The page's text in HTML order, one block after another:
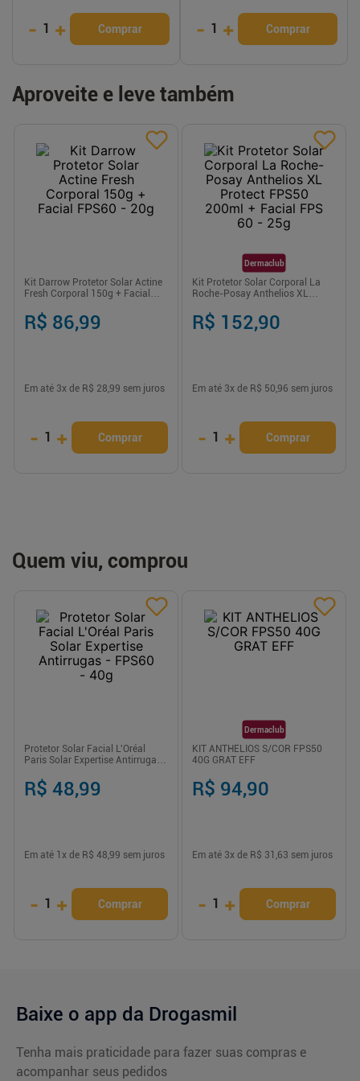
- 1 + Comprar - 1 + Comprar
Aproveite e leve também
Kit Darrow Protetor Solar Actine
Fresh Corporal 150g + Facial
R$ 86,99
Em até 3x de R$ 28,99 sem juros
- 1 + Comprar
Dermaclub
Kit Protetor Solar Corporal La
Roche-Posay Anthelios XL
FPS 60 - 25g
R$ 152,90
Em até 3x de R$ 50,96 sem juros
- 1 + Comprar
Quem viu, comprou
Protetor Solar Facial L'Oréal
Paris Solar Expertise Antirrugas -
R$ 48,99
Em até 1 x de R$ 48,99 sem juros
- 1 + Comprar
Dermaclub
KIT ANTHELIOS S/COR FPS50
40G GRAT EFF
R$ 94,90
Em até 3x de R$ 31,63 sem juros
- 1 + Comprar
Baixe o app da Drogasmil
Tenha mais praticidade para fazer suas compras e
acompanhar seus pedidos